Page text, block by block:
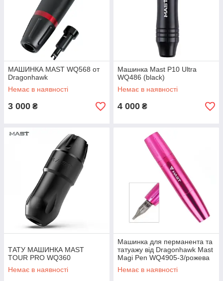
МАШИНКА MAST WQ568 от
Dragonhawk
Немає в наявності
3 000 ₴
Машинка Mast P10 Ultra
WQ486 (black)
Немає в наявності
4 000 ₴
ТАТУ МАШИНКА MAST
TOUR PRO WQ360
Немає в наявності
Машинка для перманента та
татуажу від Dragonhawk Mast
Magi Pen WQ4905-3/рожева
Немає в наявності